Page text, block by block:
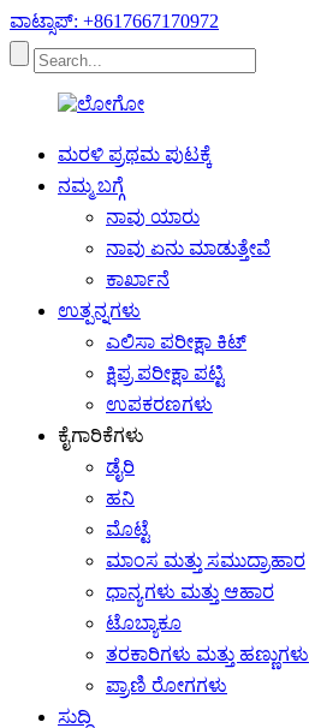
ವಾಟ್ಸಾಪ್: +8617667170972
ಮರಳಿ ಪ್ರಥಮ ಪುಟಕ್ಕೆ
ನಮ್ಮ ಬಗ್ಗೆ
ನಾವು ಯಾರು
ನಾವು ಏನು ಮಾಡುತ್ತೇವೆ
ಕಾರ್ಖಾನೆ
ಉತ್ಪನ್ನಗಳು
ಎಲಿಸಾ ಪರೀಕ್ಷಾ ಕಿಟ್
ಕ್ಷಿಪ್ರ ಪರೀಕ್ಷಾ ಪಟ್ಟಿ
ಉಪಕರಣಗಳು
ಕೈಗಾರಿಕೆಗಳು
ಡೈರಿ
ಹನಿ
ಮೊಟ್ಟೆ
ಮಾಂಸ ಮತ್ತು ಸಮುದ್ರಾಹಾರ
ಧಾನ್ಯಗಳು ಮತ್ತು ಆಹಾರ
ಟೊಬ್ಯಾಕೂ
ತರಕಾರಿಗಳು ಮತ್ತು ಹಣ್ಣುಗಳು
ಪ್ರಾಣಿ ರೋಗಗಳು
ಸುದ್ದಿ